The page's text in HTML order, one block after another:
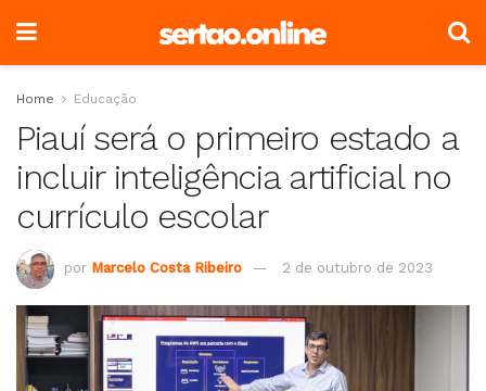
Home Educação
Piauí será o primeiro estado a
incluir inteligência artificial no
currículo escolar
por Marcelo Costa Ribeiro 2 de outubro de 2023